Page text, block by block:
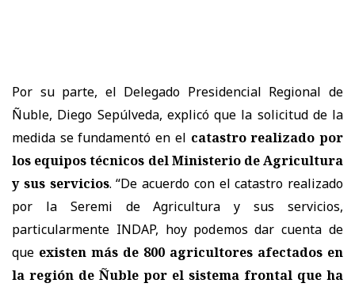
Por su parte, el Delegado Presidencial Regional de
Ñuble, Diego Sepúlveda, explicó que la solicitud de la
medida se fundamentó en el catastro realizado por
los equipos técnicos del Ministerio de Agricultura
y sus servicios. “De acuerdo con el catastro realizado
por la Seremi de Agricultura y sus servicios,
particularmente INDAP, hoy podemos dar cuenta de
que existen más de 800 agricultores afectados en
la región de Ñuble por el sistema frontal que ha